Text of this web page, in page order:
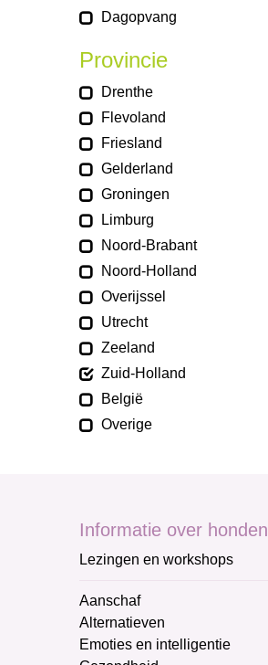
Dagopvang
Provincie
Drenthe
Flevoland
Friesland
Gelderland
Groningen
Limburg
Noord-Brabant
Noord-Holland
Overijssel
Utrecht
Zeeland
Zuid-Holland
België
Overige
Informatie over honden
Lezingen en workshops
Aanschaf
Alternatieven
Emoties en intelligentie